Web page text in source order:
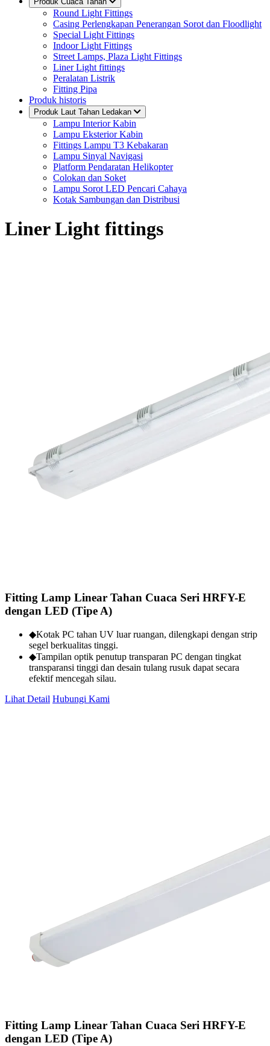
Round Light Fittings
Casing Perlengkapan Penerangan Sorot dan Floodlight
Special Light Fittings
Indoor Light Fittings
Street Lamps, Plaza Light Fittings
Liner Light fittings
Peralatan Listrik
Fitting Pipa
Produk historis
Produk Laut Tahan Ledakan
Lampu Interior Kabin
Lampu Eksterior Kabin
Fittings Lampu T3 Kebakaran
Lampu Sinyal Navigasi
Platform Pendaratan Helikopter
Colokan dan Soket
Lampu Sorot LED Pencari Cahaya
Kotak Sambungan dan Distribusi
Liner Light fittings
Fitting Lamp Linear Tahan Cuaca Seri HRFY-E
dengan LED (Tipe A)
◆Kotak PC tahan UV luar ruangan, dilengkapi dengan strip
segel berkualitas tinggi.
◆Tampilan optik penutup transparan PC dengan tingkat
transparansi tinggi dan desain tulang rusuk dapat secara
efektif mencegah silau.
Lihat Detail Hubungi Kami
Fitting Lamp Linear Tahan Cuaca Seri HRFY-E
dengan LED (Tipe A)